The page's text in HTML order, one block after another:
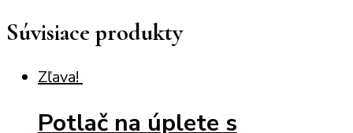
Súvisiace produkty
Zľava!
Potlač na úplete s